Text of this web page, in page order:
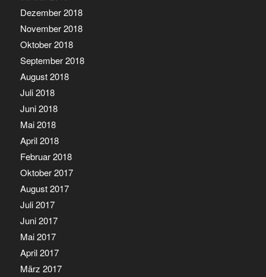
Dezember 2018
November 2018
Oktober 2018
September 2018
August 2018
Juli 2018
Juni 2018
Mai 2018
April 2018
Februar 2018
Oktober 2017
August 2017
Juli 2017
Juni 2017
Mai 2017
April 2017
März 2017